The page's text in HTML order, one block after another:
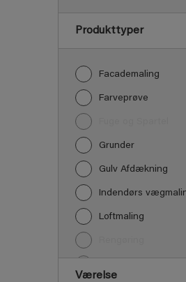
Produkttyper
Facademaling
Farveprøve
Grunder
Gulv Afdækning
Indendørs
Loftmaling
Værelse